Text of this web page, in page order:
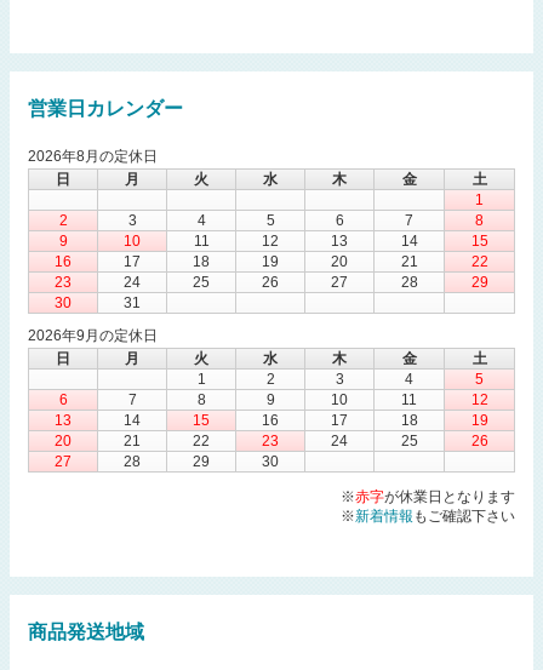
営業日カレンダー
2026年8月の定休日
日
月 火 水 木 金
土
1
2
3 4 5 6 7
8
9
10 11 12 13 14
15
16
17 18 19 20 21
22
23
24 25 26 27 28
29
30
31
2026年9月の定休日
日
月 火 水 木 金
土
1
2 3 4
5
6
7 8 9 10 11
12
13
14 15 16 17 18
19
20
21 22 23 24 25
26
27
28 29 30
※赤字が休業日となります
※新着情報 もご確認下さい
商品発送地域